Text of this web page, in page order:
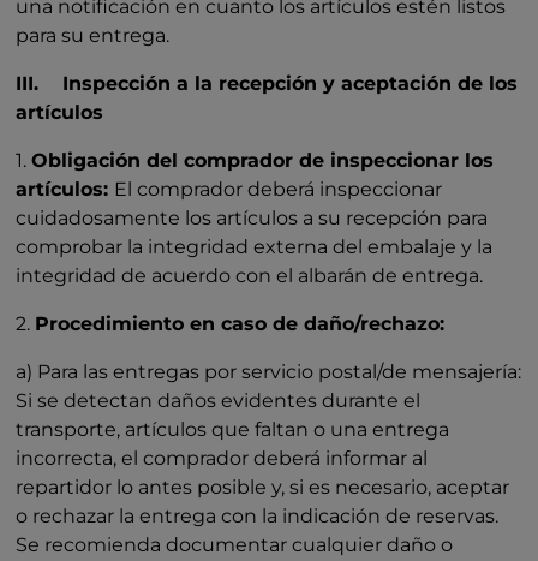
una notificación en cuanto los artículos estén listos
para su entrega.
III. Inspección a la recepción y aceptación de los
artículos
1.Obligación del comprador de inspeccionar los
artículos: El comprador deberá inspeccionar
cuidadosamente los artículos a su recepción para
comprobar la integridad externa del embalaje y la
integridad de acuerdo con el albarán de entrega.
2. Procedimiento en caso de daño/rechazo:
a) Para las entregas por servicio postal/de mensajería:
Si se detectan daños evidentes durante el
transporte, artículos que faltan o una entrega
incorrecta, el comprador deberá informar al
repartidor lo antes posible y, si es necesario, aceptar
o rechazar la entrega con la indicación de reservas.
Se recomienda documentar cualquier daño o